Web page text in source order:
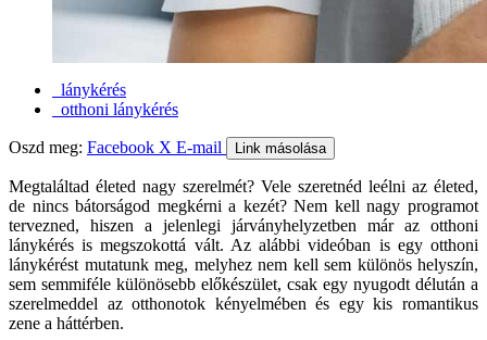
lánykérés
otthoni lánykérés
Oszd meg: Facebook X E-mail Link másolása
Megtaláltad életed nagy szerelmét? Vele szeretnéd leélni az életed,
de nincs bátorságod megkérni a kezét? Nem kell nagy programot
tervezned, hiszen a jelenlegi járványhelyzetben már az otthoni
lánykérés is megszokottá vált. Az alábbi videóban is egy otthoni
lánykérést mutatunk meg, melyhez nem kell sem különös helyszín,
sem semmiféle különösebb előkészület, csak egy nyugodt délután a
szerelmeddel az otthonotok kényelmében és egy kis romantikus
zene a háttérben.